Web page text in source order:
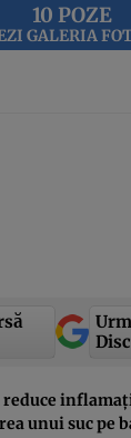
10 POZE
GALERIA
reduce
unui suc pe